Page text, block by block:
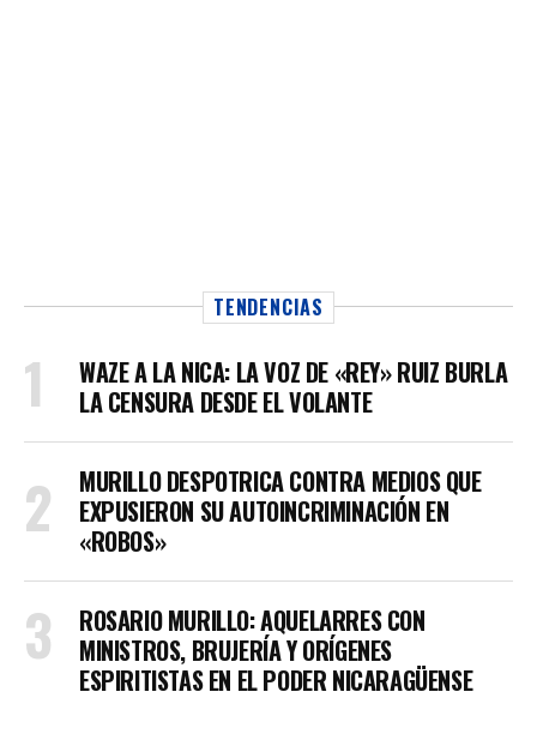
TENDENCIAS
WAZE A LA NICA: LA VOZ DE «REY» RUIZ BURLA
LA CENSURA DESDE EL VOLANTE
MURILLO DESPOTRICA CONTRA MEDIOS QUE
EXPUSIERON SU AUTOINCRIMINACIÓN EN
«ROBOS»
ROSARIO MURILLO: AQUELARRES CON
MINISTROS, BRUJERÍA Y ORÍGENES
ESPIRITISTAS EN EL PODER NICARAGÜENSE